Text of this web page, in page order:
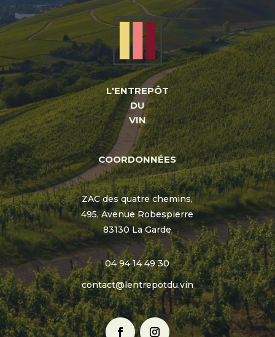
L'ENTREPÔT
DU
VIN
COORDONNÉES
ZAC des quatre chemins,
495, Avenue Robespierre
83130 La Garde
04 94 14 49 30
contact@lentrepotdu.vin